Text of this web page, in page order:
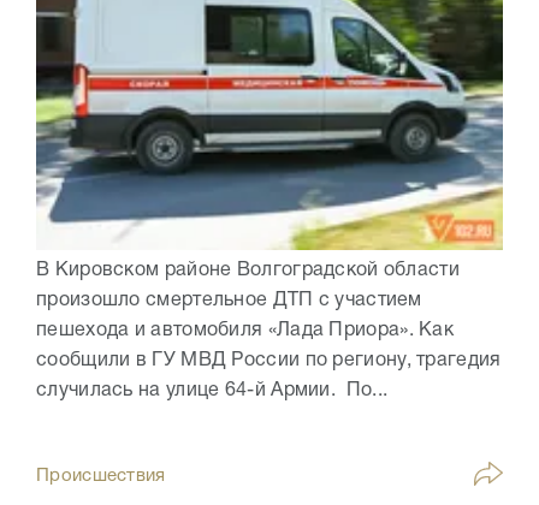
В Кировском районе Волгоградской области
произошло смертельное ДТП с участием
пешехода и автомобиля «Лада Приора». Как
сообщили в ГУ МВД России по региону, трагедия
случилась на улице 64-й Армии. По...
Происшествия